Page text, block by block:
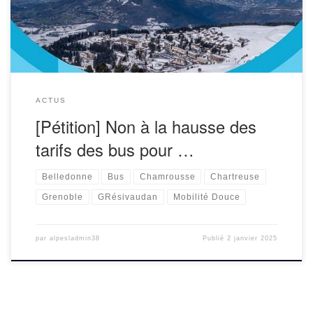
Métropole de Grenoble et […]
ACTUS
[Pétition] Non à la hausse des
tarifs des bus pour …
Belledonne Bus Chamrousse Chartreuse
Grenoble GRésivaudan Mobilité Douce
par alpesladmin38 Publié2 janvier 2025